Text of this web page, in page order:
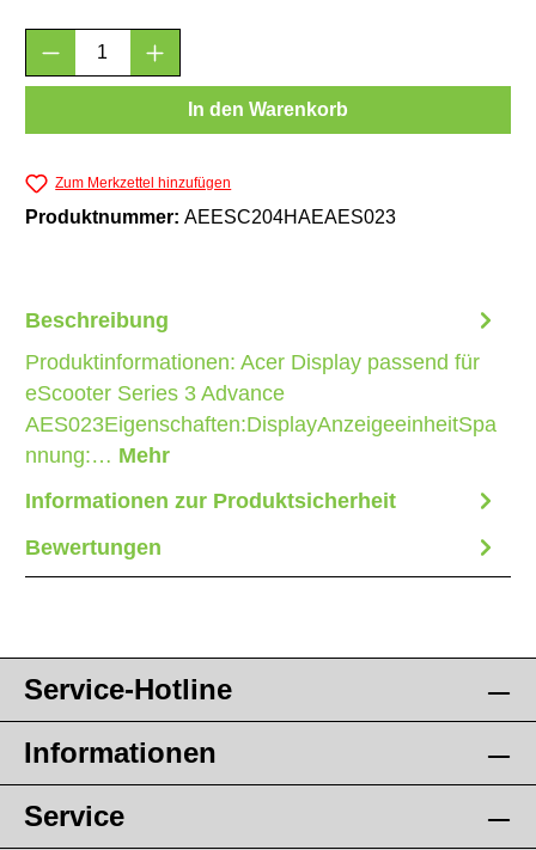
Produkt Anzahl: Gib den gewünschten
In den Warenkorb
Zum Merkzettel hinzufügen
Produktnummer: AEESC204HAEAES023
Beschreibung
Produktinformationen: Acer Display passend für
eScooter Series 3 Advance
AES023Eigenschaften:DisplayAnzeigeeinheitSpa
nnung:… Mehr
Informationen zur Produktsicherheit
Bewertungen
Service-Hotline
Informationen
Service